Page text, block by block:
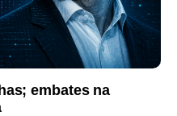
embates na